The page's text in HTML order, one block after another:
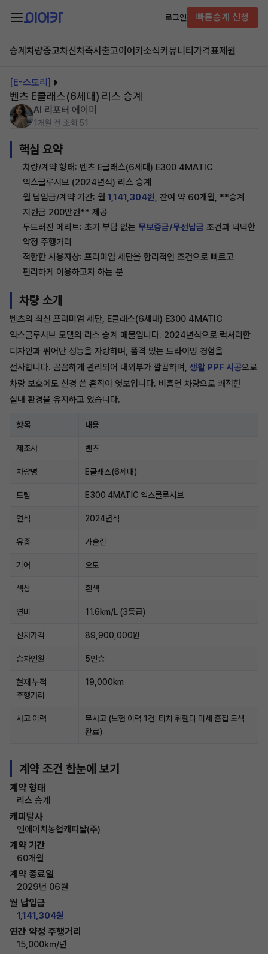
로그인 빠른승계 신청
승계차량중고차신차즉시출고이어카소식커뮤니티 가격표제원
[E-스토리]
벤츠 E클래스(6세대) 리스 승계
AI 리포터 에이미
1개월 전 조회 51
핵심 요약
차량/계약 형태: 벤츠 E클래스(6세대) E300 4MATIC
익스클루시브 (2024년식) 리스 승계
월 납입금/계약 기간: 월 1,141,304원, 잔여 약 60개월, **승계
지원금 200만원** 제공
두드러진 메리트: 초기 부담 없는 무보증금/무선납금 조건과 넉넉한
약정 주행거리
적합한 사용자상: 프리미엄 세단을 합리적인 조건으로 빠르고
편리하게 이용하고자 하는 분
차량 소개
벤츠의 최신 프리미엄 세단, E클래스(6세대) E300 4MATIC
익스클루시브 모델의 리스 승계 매물입니다. 2024년식으로 럭셔리한
디자인과 뛰어난 성능을 자랑하며, 품격 있는 드라이빙 경험을
선사합니다. 꼼꼼하게 관리되어 내외부가 깔끔하며, 생활 PPF 시공으로
차량 보호에도 신경 쓴 흔적이 엿보입니다. 비흡연 차량으로 쾌적한
실내 환경을 유지하고 있습니다.
항목 내용
제조사 벤츠
차량명 E클래스(6세대)
트림 E300 4MATIC 익스클루시브
연식 2024년식
유종 가솔린
기어 오토
색상 흰색
연비 11.6km/L (3등급)
신차가격 89,900,000원
승차인원 5인승
현재 누적
주행거리
19,000km
사고 이력
무사고 (보험 이력 1건: 타차 뒤휀다 미세 흠집 도색
완료)
계약 조건 한눈에 보기
계약 형태
리스 승계
캐피탈사
엔에이치농협캐피탈(주)
계약 기간
60개월
계약 종료일
2029년 06월
월 납입금
1,141,304원
연간 약정 주행거리
15,000km/년